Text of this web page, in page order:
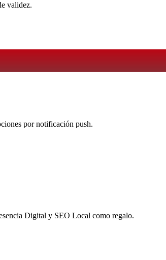
validez.
por notificación push.
Digital y SEO Local como regalo.